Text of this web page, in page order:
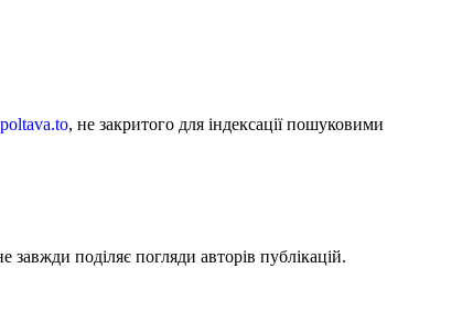
poltava.to, не закритого для індексації пошуковими
завжди поділяє погляди авторів публікацій.